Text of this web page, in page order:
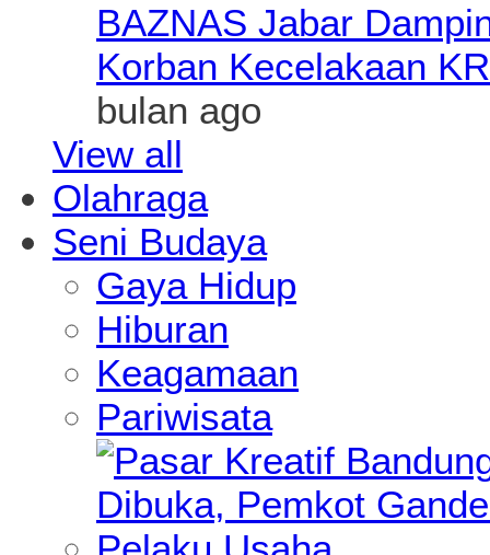
BAZNAS Jabar
Korban Kecelakaan
bulan ago
View all
Olahraga
Seni Budaya
Gaya Hidup
Hiburan
Keagamaan
Pariwisata